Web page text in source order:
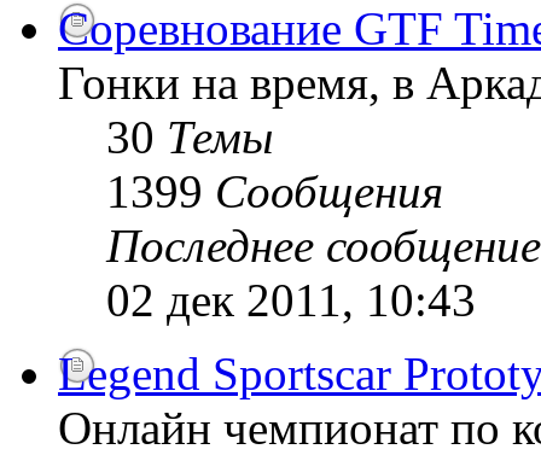
Соревнование GTF
Гонки на время, в
30 Темы
1399 Сообщения
Последнее сообщение
02 дек 2011, 10:43
Legend Sportscar
Онлайн чемпионат по